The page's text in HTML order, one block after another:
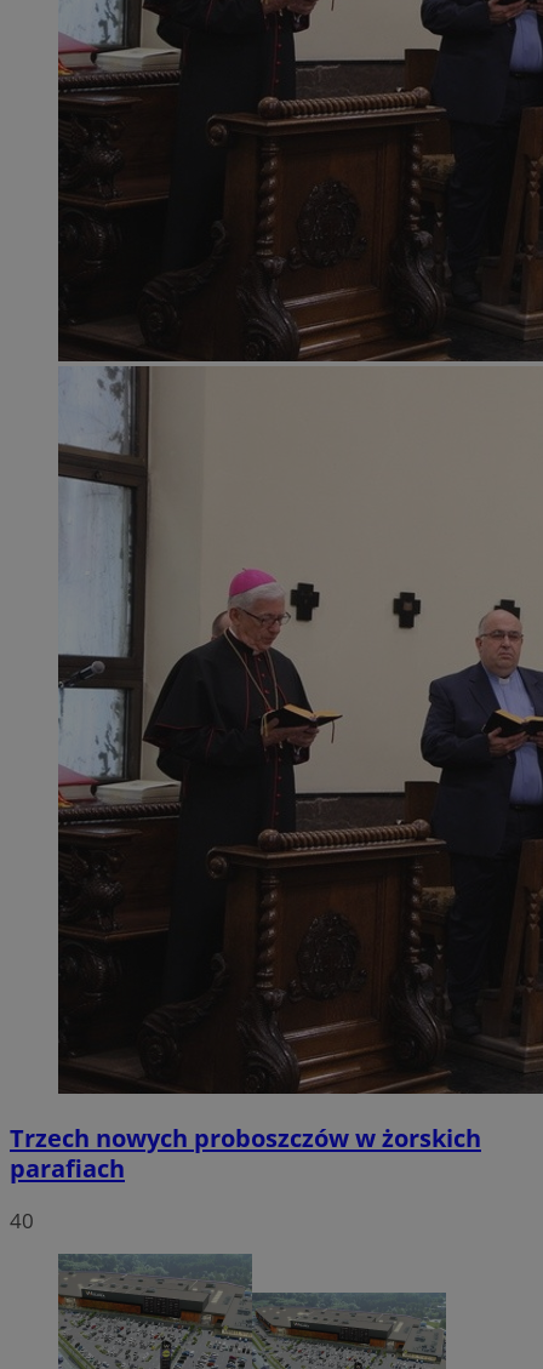
Trzech nowych proboszczów w żorskich
parafiach
40